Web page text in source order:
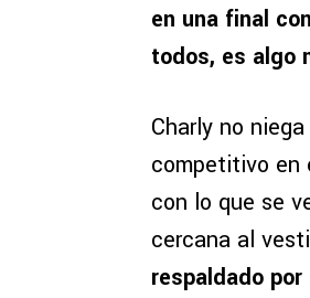
en una final
todos, es algo
Charly no
competitivo en
con lo que se
cercana al
respaldado